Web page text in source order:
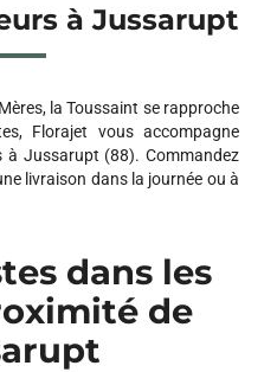
à Jussarupt
la Toussaint se rapproche
Florajet vous accompagne
à Jussarupt (88). Commandez
livraison dans la journée ou à
dans les
de